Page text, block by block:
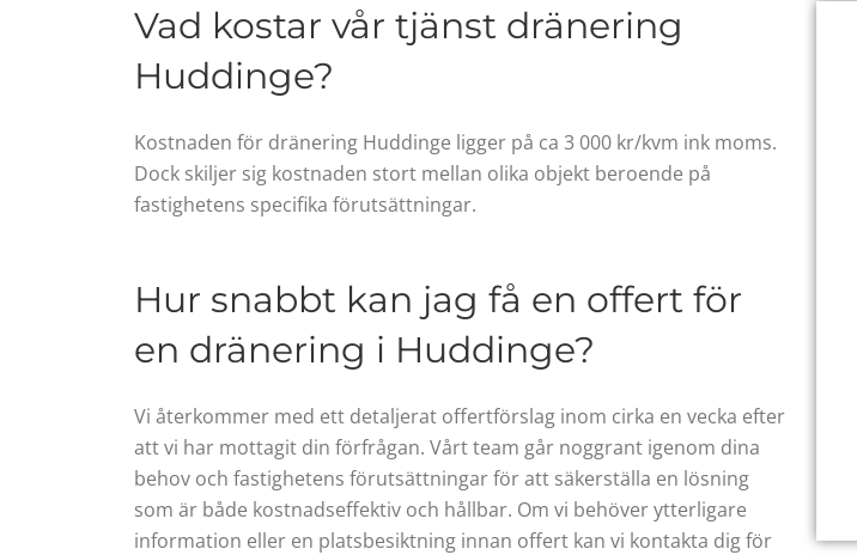
Vad kostar vår tjänst dränering
Huddinge?
Kostnaden för dränering Huddinge ligger på ca 3 000 kr/kvm ink moms.
Dock skiljer sig kostnaden stort mellan olika objekt beroende på
fastighetens specifika förutsättningar.
Hur snabbt kan jag få en offert för
en dränering i Huddinge?
Vi återkommer med ett detaljerat offertförslag inom cirka en vecka efter
att vi har mottagit din förfrågan. Vårt team går noggrant igenom dina
behov och fastighetens förutsättningar för att säkerställa en lösning
som är både kostnadseffektiv och hållbar. Om vi behöver ytterligare
information eller en platsbesiktning innan offert kan vi kontakta dig för